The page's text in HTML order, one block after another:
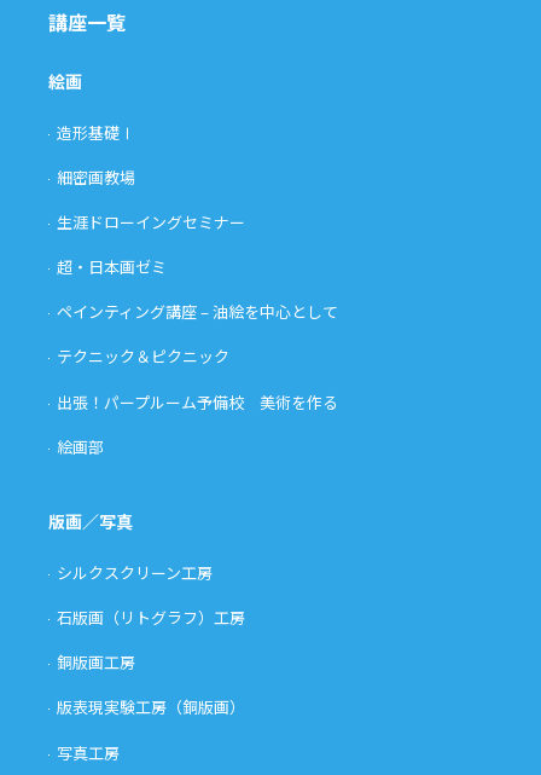
講座一覧
絵画
造形基礎Ⅰ
細密画教場
生涯ドローイングセミナー
超・日本画ゼミ
ペインティング講座 – 油絵を中心として
テクニック＆ピクニック
出張！パープルーム予備校 美術を作る
絵画部
版画／写真
シルクスクリーン工房
石版画（リトグラフ）工房
銅版画工房
版表現実験工房（銅版画）
写真工房